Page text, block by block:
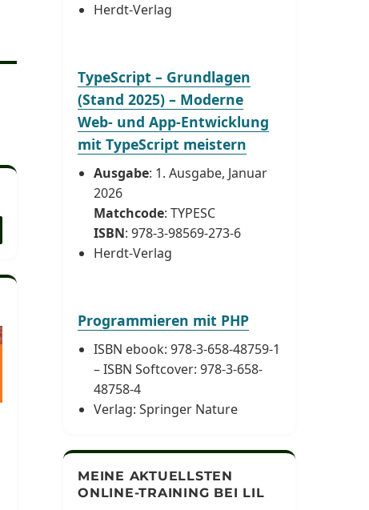
SUCHEN
Herdt-Verlag
TypeScript – Grundlagen
(Stand 2025) – Moderne
Web- und App-Entwicklung
mit TypeScript meistern
Ausgabe: 1. Ausgabe, Januar
2026
Matchcode: TYPESC
ISBN: 978-3-98569-273-6
Herdt-Verlag
Programmieren mit PHP
ISBN ebook: 978-3-658-48759-1
– ISBN Softcover: 978-3-658-
48758-4
Verlag: Springer Nature
MEINE AKTUELLSTEN
ONLINE-TRAINING BEI LIL